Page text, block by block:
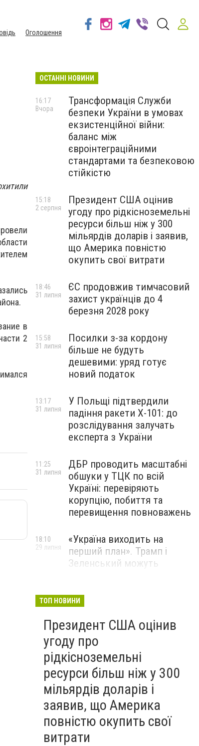
Оголошення
в
2
ОСТАННІ НОВИНИ
Трансформація Служби
безпеки України в умовах
екзистенційної війни:
баланс між
євроінтеграційними
стандартами та безпековою
стійкістю
16:17
Вчора
Президент США оцінив
угоду про рідкісноземельні
ресурси більш ніж у 300
мільярдів доларів і заявив,
що Америка повністю
окупить свої витрати
15:18
2 серпня
ЄС продовжив тимчасовий
захист українців до 4
березня 2028 року
18:46
31 липня
Посилки з-за кордону
більше не будуть
дешевими: уряд готує
новий податок
15:58
31 липня
У Польщі підтвердили
падіння ракети Х-101: до
розслідування залучать
експерта з України
13:17
31 липня
ДБР проводить масштабні
обшуки у ТЦК по всій
Україні: перевіряють
корупцію, побиття та
перевищення повноважень
11:25
31 липня
«Україна виходить на
перший план». Трамп і
Зеленський можуть
18:10
29 липня
навчання зі зміцнення
доброчесності й
ефективного урядування
29 липня
ТОП НОВИНИ
Президент США оцінив
угоду про
рідкісноземельні
ресурси більш ніж у 300
мільярдів доларів і
заявив, що Америка
повністю окупить свої
витрати